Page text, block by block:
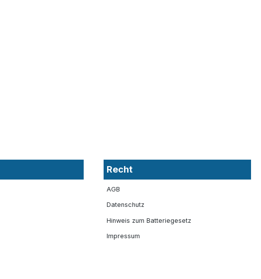
Recht
AGB
Datenschutz
Hinweis zum Batteriegesetz
Impressum